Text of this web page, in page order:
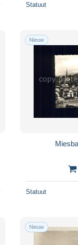
Statuut
Nieuw
Statuut
Nieuw